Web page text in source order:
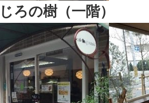
ろの樹（一階）